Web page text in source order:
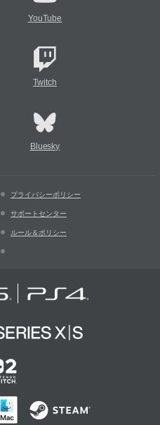
YouTube
Twitch
Bluesky
プライバシーポリシー
サポートセンター
ルール＆ポリシー